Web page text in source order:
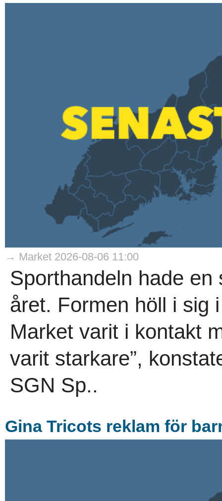
→ Market 2026-08-06 11:00
Sporthandeln hade
året. Formen höll i sig
Market varit i kontakt
varit starkare”,
SGN Sp..
Gina Tricots reklam för